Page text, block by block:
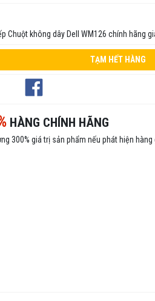
Chuột không dây Dell WM126 chính hãng
TẠM HẾT HÀNG
HÀNG CHÍNH HÃNG
300% giá trị sản phẩm nếu phát hiện